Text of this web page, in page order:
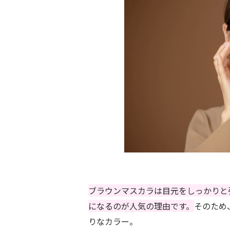
ブラウンマスカラは目元をしっかり
になるのが人気の理由です。 そのた
りなカラー。